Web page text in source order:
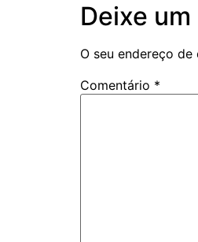
Deixe
O seu endereço
Comentário *